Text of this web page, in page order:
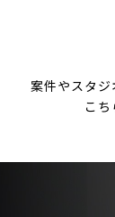
案件やスタジ
こ